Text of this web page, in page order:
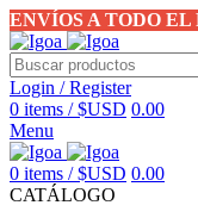
ENVÍOS A TODO
Login / Register
0 items / $USD 0.00
Menu
0 items / $USD 0.00
CATÁLOGO